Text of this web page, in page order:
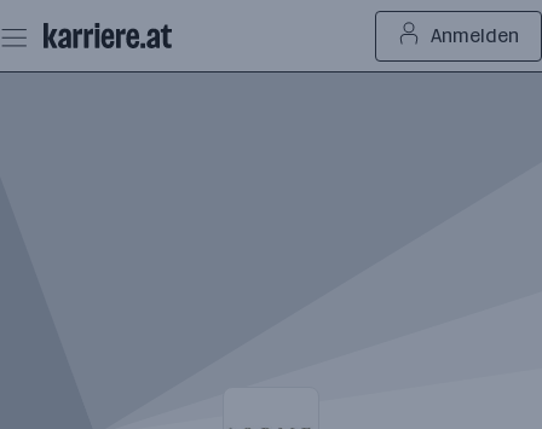
Seiteninhalt
springen
Anmelden